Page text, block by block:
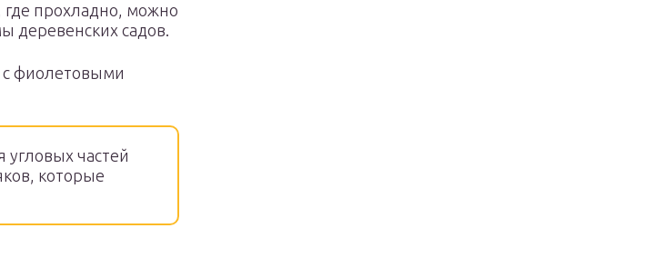
где прохладно, можно
деревенских садов.
с фиолетовыми
частей
которые